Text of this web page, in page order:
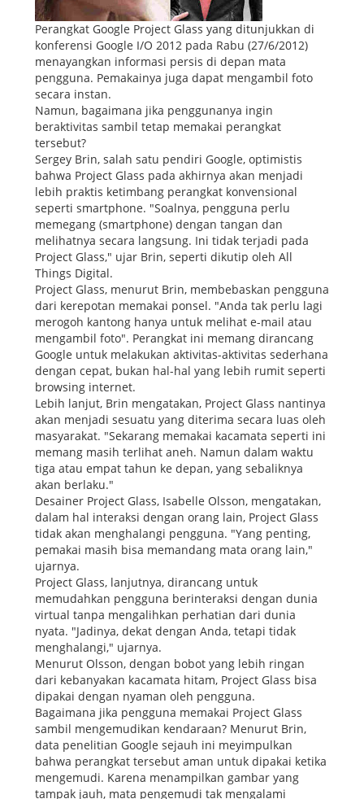
Perangkat Google Project Glass yang ditunjukkan di
konferensi Google I/O 2012 pada Rabu (27/6/2012)
menayangkan informasi persis di depan mata
pengguna. Pemakainya juga dapat mengambil foto
secara instan.
Namun, bagaimana jika penggunanya ingin
beraktivitas sambil tetap memakai perangkat
tersebut?
Sergey Brin, salah satu pendiri Google, optimistis
bahwa Project Glass pada akhirnya akan menjadi
lebih praktis ketimbang perangkat konvensional
seperti smartphone. "Soalnya, pengguna perlu
memegang (smartphone) dengan tangan dan
melihatnya secara langsung. Ini tidak terjadi pada
Project Glass," ujar Brin, seperti dikutip oleh All
Things Digital.
Project Glass, menurut Brin, membebaskan pengguna
dari kerepotan memakai ponsel. "Anda tak perlu lagi
merogoh kantong hanya untuk melihat e-mail atau
mengambil foto". Perangkat ini memang dirancang
Google untuk melakukan aktivitas-aktivitas sederhana
dengan cepat, bukan hal-hal yang lebih rumit seperti
browsing internet.
Lebih lanjut, Brin mengatakan, Project Glass nantinya
akan menjadi sesuatu yang diterima secara luas oleh
masyarakat. "Sekarang memakai kacamata seperti ini
memang masih terlihat aneh. Namun dalam waktu
tiga atau empat tahun ke depan, yang sebaliknya
akan berlaku."
Desainer Project Glass, Isabelle Olsson, mengatakan,
dalam hal interaksi dengan orang lain, Project Glass
tidak akan menghalangi pengguna. "Yang penting,
pemakai masih bisa memandang mata orang lain,"
ujarnya.
Project Glass, lanjutnya, dirancang untuk
memudahkan pengguna berinteraksi dengan dunia
virtual tanpa mengalihkan perhatian dari dunia
nyata. "Jadinya, dekat dengan Anda, tetapi tidak
menghalangi," ujarnya.
Menurut Olsson, dengan bobot yang lebih ringan
dari kebanyakan kacamata hitam, Project Glass bisa
dipakai dengan nyaman oleh pengguna.
Bagaimana jika pengguna memakai Project Glass
sambil mengemudikan kendaraan? Menurut Brin,
data penelitian Google sejauh ini meyimpulkan
bahwa perangkat tersebut aman untuk dipakai ketika
mengemudi. Karena menampilkan gambar yang
tampak jauh, mata pengemudi tak mengalami